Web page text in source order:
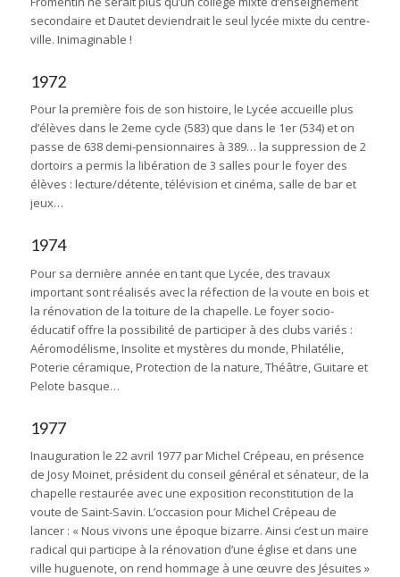
secondaire et Dautet deviendrait le seul lycée mixte du centre-
ville. Inimaginable !
1972
Pour la première fois de son histoire, le Lycée accueille plus
d’élèves dans le 2eme cycle (583) que dans le 1er (534) et on
passe de 638 demi-pensionnaires à 389… la suppression de 2
dortoirs a permis la libération de 3 salles pour le foyer des
élèves : lecture/détente, télévision et cinéma, salle de bar et
jeux…
1974
Pour sa dernière année en tant que Lycée, des travaux
important sont réalisés avec la réfection de la voute en bois et
la rénovation de la toiture de la chapelle. Le foyer socio-
éducatif offre la possibilité de participer à des clubs variés :
Aéromodélisme, Insolite et mystères du monde, Philatélie,
Poterie céramique, Protection de la nature, Théâtre, Guitare et
Pelote basque…
1977
Inauguration le 22 avril 1977 par Michel Crépeau, en présence
de Josy Moinet, président du conseil général et sénateur, de la
chapelle restaurée avec une exposition reconstitution de la
voute de Saint-Savin. L’occasion pour Michel Crépeau de
lancer : « Nous vivons une époque bizarre. Ainsi c’est un maire
radical qui participe à la rénovation d’une église et dans une
ville huguenote, on rend hommage à une œuvre des Jésuites »